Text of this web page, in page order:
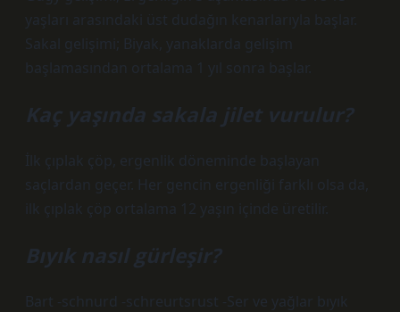
yaşları arasındaki üst dudağın kenarlarıyla başlar.
Sakal gelişimi; Biyak, yanaklarda gelişim
başlamasından ortalama 1 yıl sonra başlar.
Kaç yaşında sakala jilet vurulur?
İlk çıplak çöp, ergenlik döneminde başlayan
saçlardan geçer. Her gencin ergenliği farklı olsa da,
ilk çıplak çöp ortalama 12 yaşın içinde üretilir.
Bıyık nasıl gürleşir?
Bart -schnurd -schreurtsrust -Ser ve yağlar bıyık